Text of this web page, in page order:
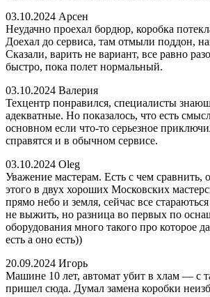
03.10.2024 Арсен
Неудачно проехал бордюр, коробка
Доехал до сервиса, там отмыли поддон,
Сказали, варить не вариант, все равно
быстро, пока полет нормальный.
03.10.2024 Валерия
Техцентр понравился, специалисты
адекватные. Но показалось, что есть
основном если что-то серьезное
справятся и в обычном сервисе.
03.10.2024 Oleg
Уважение мастерам. Есть с чем сравнить,
этого в двух хороших Московских
прямо небо и земля, сейчас все
не выжить, но разница во первых по
оборудования много такого про которое
есть а оно есть))
20.09.2024 Игорь
Машине 10 лет, автомат убит в хлам — с
пришел сюда. Думал замена коробки